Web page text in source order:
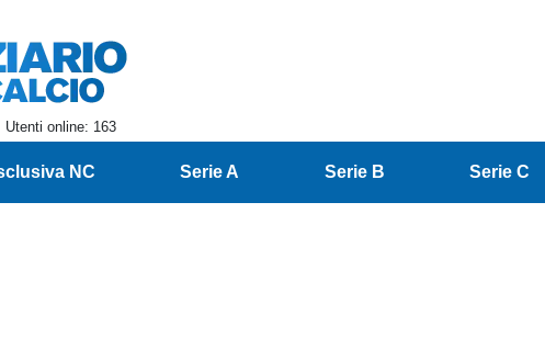
Utenti online: 163
NC Serie A Serie B Serie C